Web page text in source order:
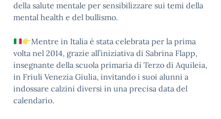
della salute mentale per sensibilizzare sui temi della
mental health e del bullismo.
Mentre in Italia è stata celebrata per la prima
volta nel 2014, grazie all’iniziativa di Sabrina Flapp,
insegnante della scuola primaria di Terzo di Aquileia,
in Friuli Venezia Giulia, invitando i suoi alunni a
indossare calzini diversi in una precisa data del
calendario.